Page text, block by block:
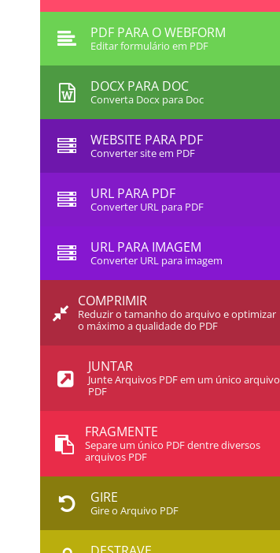
PDF PARA O WEBFORM
Editar formulário em PDF
DOCX PARA DOC
Converta Docx para Doc
WEBSITE PARA PDF
Converter site em PDF
URL PARA PDF
Converter URL para PDF
URL PARA IMAGEM
Converter URL para imagem
COMPRIMIR
Reduzir o tamanho do arquivo e optimizar
o máximo a qualidade do PDF
JUNTAR
Junte Arquivos PDF em um único arquivo
PDF
FRAGMENTE
Separe um único PDF dentre diversos
arquivos PDF
GIRE
Gire o Arquivo PDF